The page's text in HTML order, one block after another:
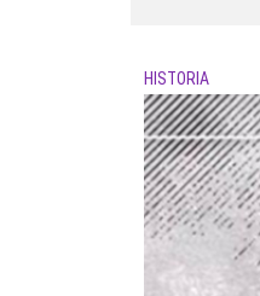
HISTORIA